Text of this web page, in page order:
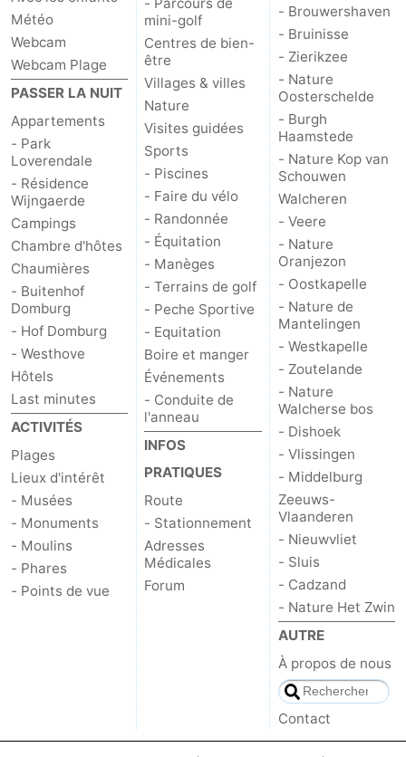
Zwin
Météo
Webcam
Webcam Plage
PASSER LA NUIT
Appartements
- Park
Loverendale
- Résidence
Wijngaerde
Campings
Chambre d'hôtes
Chaumières
- Buitenhof
Domburg
- Hof Domburg
- Westhove
Hôtels
Last minutes
ACTIVITÉS
Plages
Lieux d'intérêt
- Musées
- Monuments
- Moulins
- Phares
- Points de vue
- Parcours de
mini-golf
Centres de bien-
être
Villages & villes
Nature
Visites guidées
Sports
- Piscines
- Faire du vélo
- Randonnée
- Équitation
- Manèges
- Terrains de golf
- Peche Sportive
- Equitation
Boire et manger
Événements
- Conduite de
l'anneau
INFOS
PRATIQUES
Route
- Stationnement
Adresses
Médicales
Forum
- Brouwershaven
- Bruinisse
- Zierikzee
- Nature
Oosterschelde
- Burgh
Haamstede
- Nature Kop van
Schouwen
Walcheren
- Veere
- Nature
Oranjezon
- Oostkapelle
- Nature de
Mantelingen
- Westkapelle
- Zoutelande
- Nature
Walcherse bos
- Dishoek
- Vlissingen
- Middelburg
Zeeuws-
Vlaanderen
- Nieuwvliet
- Sluis
- Cadzand
- Nature Het Zwin
AUTRE
À propos de nous
Contact